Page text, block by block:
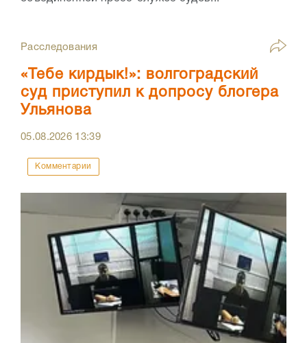
Расследования
«Тебе кирдык!»: волгоградский
суд приступил к допросу блогера
Ульянова
05.08.2026 13:39
Комментарии